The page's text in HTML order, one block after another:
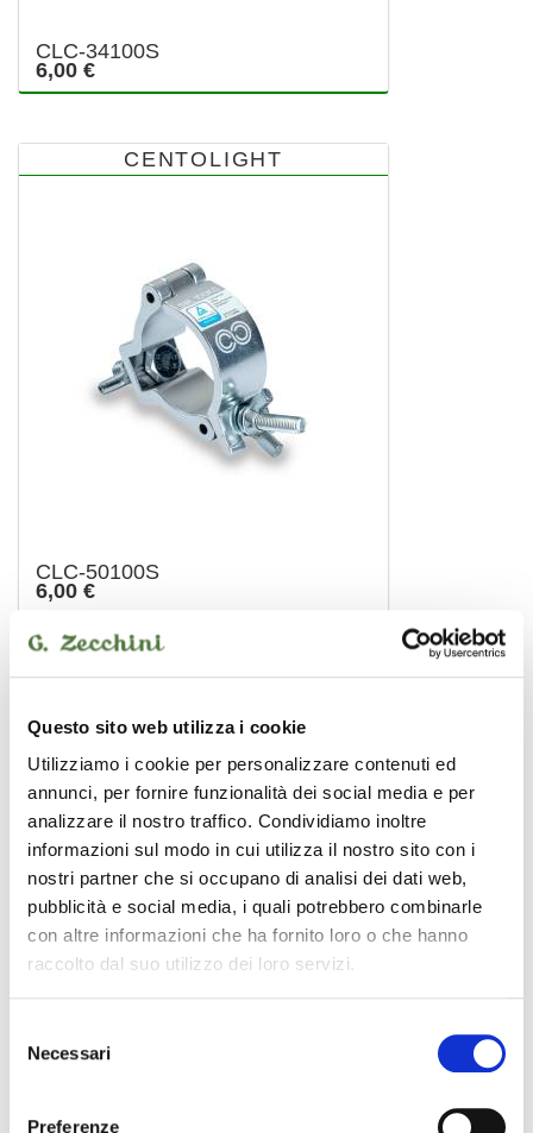
Questo sito web utilizza i cookie
Utilizziamo i cookie per personalizzare contenuti ed
annunci, per fornire funzionalità dei social media e per
analizzare il nostro traffico. Condividiamo inoltre
informazioni sul modo in cui utilizza il nostro sito con i
nostri partner che si occupano di analisi dei dati web,
pubblicità e social media, i quali potrebbero combinarle
con altre informazioni che ha fornito loro o che hanno
raccolto dal suo utilizzo dei loro servizi.
delNecessari
Preferenze
CLC-34100S
6,00 €
CENTOLIGHT
CLC-50100S
6,00 €
CENTOLIGHT